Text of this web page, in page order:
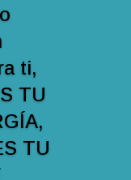
ti,
TU
TU